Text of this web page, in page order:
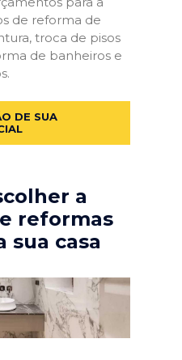
de reforma de
troca de pisos
de banheiros e
DE SUA
a
reformas
sua casa